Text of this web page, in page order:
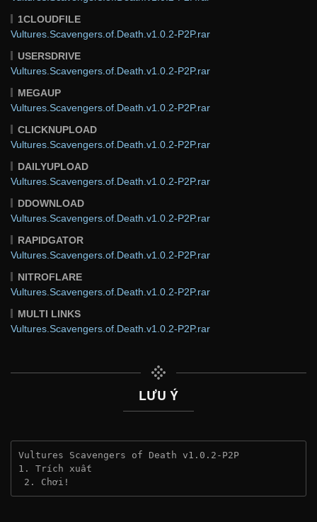
1CLOUDFILE
Vultures.Scavengers.of.Death.v1.0.2-P2P.rar
USERSDRIVE
Vultures.Scavengers.of.Death.v1.0.2-P2P.rar
MEGAUP
Vultures.Scavengers.of.Death.v1.0.2-P2P.rar
CLICKNUPLOAD
Vultures.Scavengers.of.Death.v1.0.2-P2P.rar
DAILYUPLOAD
Vultures.Scavengers.of.Death.v1.0.2-P2P.rar
DDOWNLOAD
Vultures.Scavengers.of.Death.v1.0.2-P2P.rar
RAPIDGATOR
Vultures.Scavengers.of.Death.v1.0.2-P2P.rar
NITROFLARE
Vultures.Scavengers.of.Death.v1.0.2-P2P.rar
MULTI LINKS
Vultures.Scavengers.of.Death.v1.0.2-P2P.rar
LƯU Ý
Vultures Scavengers of Death v1.0.2-P2P
1. Trích xuất
2. Chơi!